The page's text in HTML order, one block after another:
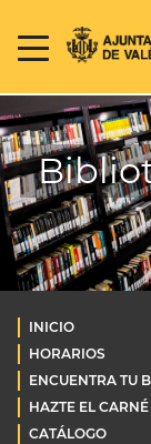
INICIO
HORARIOS
ENCUENTRA TU
HAZTE EL CARNÉ
CATÁLOGO